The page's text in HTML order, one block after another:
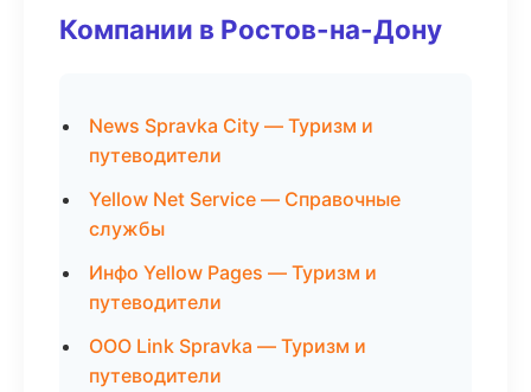
Компании в Ростов-на-Дону
News Spravka City — Туризм и
путеводители
Yellow Net Service — Справочные
службы
Инфо Yellow Pages — Туризм и
путеводители
ООО Link Spravka — Туризм и
путеводители